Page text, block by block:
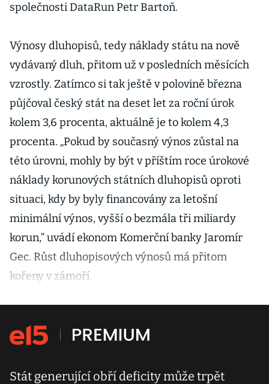
společnosti DataRun Petr Bartoň.
Výnosy dluhopisů, tedy náklady státu na nově
vydávaný dluh, přitom už v posledních měsících
vzrostly. Zatímco si tak ještě v polovině března
půjčoval český stát na deset let za roční úrok
kolem 3,6 procenta, aktuálně je to kolem 4,3
procenta. „Pokud by současný výnos zůstal na
této úrovni, mohly by být v příštím roce úrokové
náklady korunových státních dluhopisů oproti
situaci, kdy by byly financovány za letošní
minimální výnos, vyšší o bezmála tři miliardy
korun,“ uvádí ekonom Komerční banky Jaromír
Gec. Růst dluhopisových výnosů má přitom
kořeny v zámoří.
Stát generující obří deficity může trpět